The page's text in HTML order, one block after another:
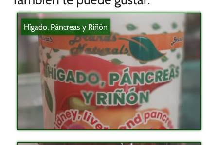
Hígado, Páncreas y Riñón